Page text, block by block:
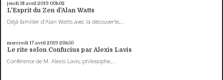
jeudi 18 avril 2019 00h02
L'Esprit du Zen d'Alan Watts
Déjà familier d’Alan Watts avec la découverte,...
mercredi 17 avril 2019 23h50
Le rite selon Confucius par Alexis Lavis
Conférence de M. Alexis Lavis, philosophe,...